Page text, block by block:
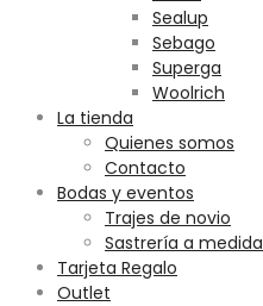
Sealup
Sebago
Superga
Woolrich
La tienda
Quienes somos
Contacto
Bodas y eventos
Trajes de novio
Sastrería a medida
Tarjeta Regalo
Outlet